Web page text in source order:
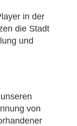
in der
die Stadt
und
von